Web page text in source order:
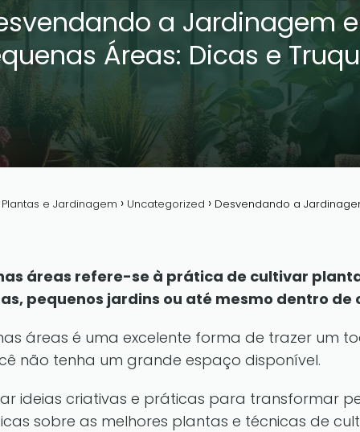
a Jardinagem
Áreas: Dicas e
e Jardinagem Uncategorized Desvendando a
áreas refere-se à prática de cultivar
pequenos jardins ou até mesmo dentro de
áreas é uma excelente forma de trazer um
não tenha um grande espaço disponível.
ideias criativas e práticas para transformar
sobre as melhores plantas e técnicas de